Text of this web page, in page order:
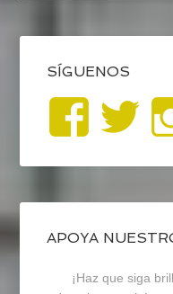
SÍGUENOS
Ver
de
APOYA
¡Haz que siga